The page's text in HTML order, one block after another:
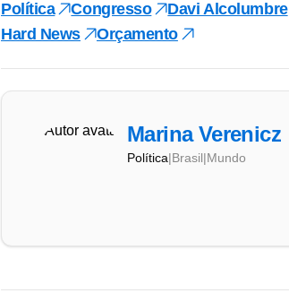
Política Congresso Davi Alcolumbre
Hard News
Orçamento
Marina Verenicz
Política|Brasil|Mundo